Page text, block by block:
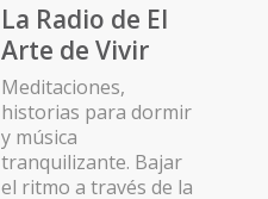
La Radio de El
Arte de Vivir
Meditaciones,
historias para dormir
y música
tranquilizante. Bajar
el ritmo a través de la